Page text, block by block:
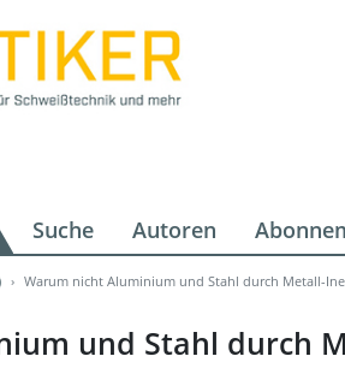
Suche Autoren
Warum nicht Aluminium und Stahl durch Metall-
und Stahl durch